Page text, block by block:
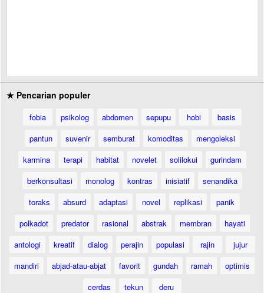
★ Pencarian populer
fobia psikolog abdomen sepupu hobi
basis
pantun
suvenir semburat komoditas
mengoleksi
karmina
terapi habitat novelet solilokui
gurindam
berkonsultasi
monolog kontras inisiatif
senandika
toraks
absurd adaptasi novel replikasi
panik
polkadot
predator rasional abstrak membran
hayati
antologi
kreatif dialog perajin populasi rajin
jujur
mandiri
abjad-atau-abjat favorit gundah ramah
optimis
cerdas
tekun deru